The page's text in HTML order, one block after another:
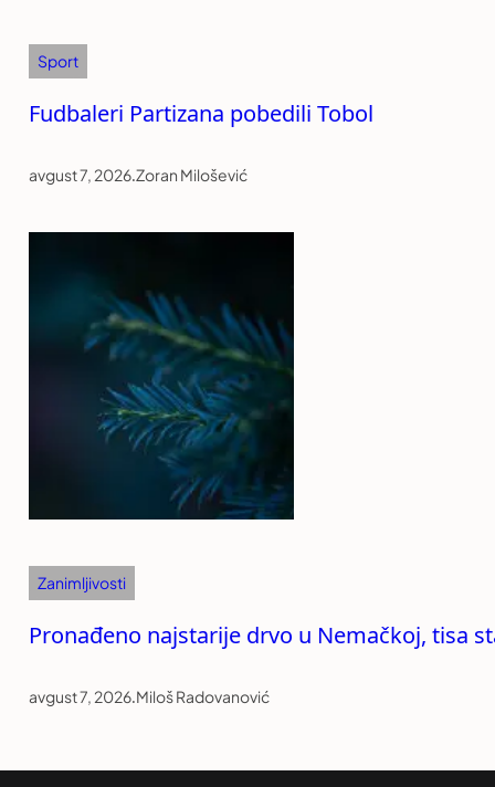
Sport
Fudbaleri Partizana pobedili Tobol
avgust 7, 2026.Zoran Milošević
Zanimljivosti
Pronađeno najstarije drvo u Nemačkoj, tisa
avgust 7, 2026.Miloš Radovanović